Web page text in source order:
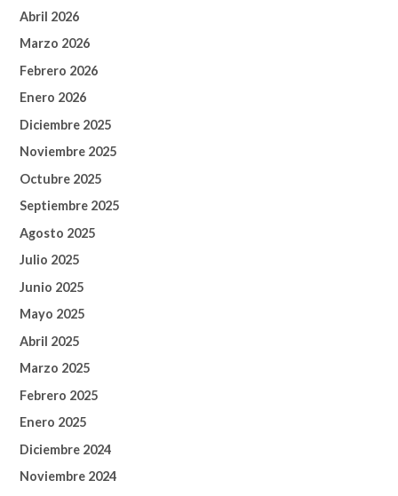
Abril 2026
Marzo 2026
Febrero 2026
Enero 2026
Diciembre 2025
Noviembre 2025
Octubre 2025
Septiembre 2025
Agosto 2025
Julio 2025
Junio 2025
Mayo 2025
Abril 2025
Marzo 2025
Febrero 2025
Enero 2025
Diciembre 2024
Noviembre 2024